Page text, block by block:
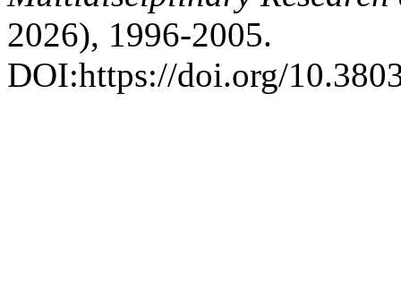
2026), 1996-2005.
DOI:https://doi.org/